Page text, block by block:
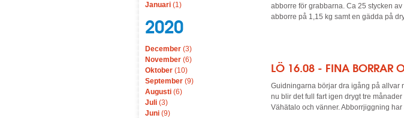
Januari (1)
2020
December (3)
November (6)
Oktober (10)
September (9)
Augusti (6)
Juli (3)
Juni (9)
abborre för grabbarna. Ca 25 stycken
abborre på 1,15 kg samt en gädda på
LÖ 16.08 - FINA BORRAR
Guidningarna börjar dra igång på allvar
nu blir det full fart igen drygt tre
Vähätalo och vänner. Abborrjiggning